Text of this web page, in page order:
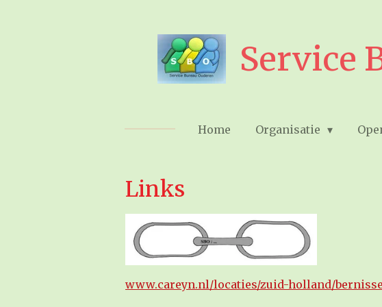
Service
Home Organisatie
Links
www.careyn.nl/locaties/zuid-holland/